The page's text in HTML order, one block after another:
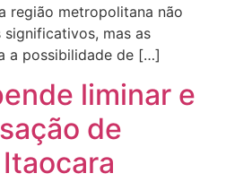
região metropolitana não
mas as
a possibilidade de […]
liminar e
de